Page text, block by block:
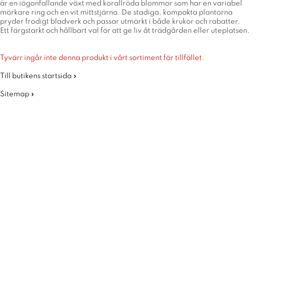
är en iögonfallande växt med korallröda blommor som har en variabel
mörkare ring och en vit mittstjärna. De stadiga, kompakta plantorna
pryder frodigt bladverk och passar utmärkt i både krukor och rabatter.
Ett färgstarkt och hållbart val för att ge liv åt trädgården eller uteplatsen.
Tyvärr ingår inte denna produkt i vårt sortiment för tillfället.
Till butikens startsida »
Sitemap »